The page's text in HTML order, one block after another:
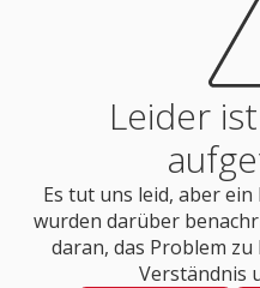
Leider
Es tut uns leid, aber
wurden darüber
daran, das Problem
Verständnis